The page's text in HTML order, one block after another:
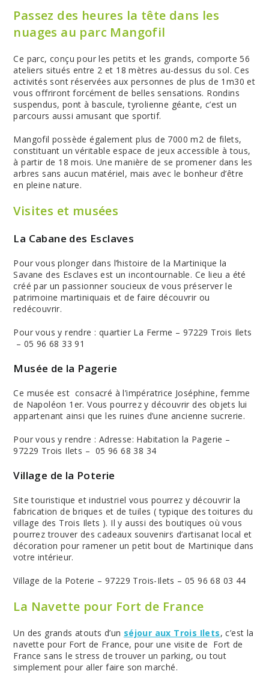
Passez des heures la tête dans les
nuages au parc Mangofil
Ce parc, conçu pour les petits et les grands, comporte 56
ateliers situés entre 2 et 18 mètres au-dessus du sol. Ces
activités sont réservées aux personnes de plus de 1m30 et
vous offriront forcément de belles sensations. Rondins
suspendus, pont à bascule, tyrolienne géante, c’est un
parcours aussi amusant que sportif.
Mangofil possède également plus de 7000 m2 de filets,
constituant un véritable espace de jeux accessible à tous,
à partir de 18 mois. Une manière de se promener dans les
arbres sans aucun matériel, mais avec le bonheur d’être
en pleine nature.
Visites et musées
La Cabane des Esclaves
Pour vous plonger dans l’histoire de la Martinique la
Savane des Esclaves est un incontournable. Ce lieu a été
créé par un passionner soucieux de vous préserver le
patrimoine martiniquais et de faire découvrir ou
redécouvrir.
Pour vous y rendre : quartier La Ferme – 97229 Trois Ilets
– 05 96 68 33 91
Musée de la Pagerie
Ce musée est consacré à l’impératrice Joséphine, femme
de Napoléon 1er. Vous pourrez y découvrir des objets lui
appartenant ainsi que les ruines d’une ancienne sucrerie.
Pour vous y rendre : Adresse: Habitation la Pagerie –
97229 Trois Ilets – 05 96 68 38 34
Village de la Poterie
Site touristique et industriel vous pourrez y découvrir la
fabrication de briques et de tuiles ( typique des toitures du
village des Trois Ilets ). Il y aussi des boutiques où vous
pourrez trouver des cadeaux souvenirs d’artisanat local et
décoration pour ramener un petit bout de Martinique dans
votre intérieur.
Village de la Poterie – 97229 Trois-Ilets – 05 96 68 03 44
La Navette pour Fort de France
Un des grands atouts d’un séjour aux Trois Ilets, c’est la
navette pour Fort de France, pour une visite de Fort de
France sans le stress de trouver un parking, ou tout
simplement pour aller faire son marché.